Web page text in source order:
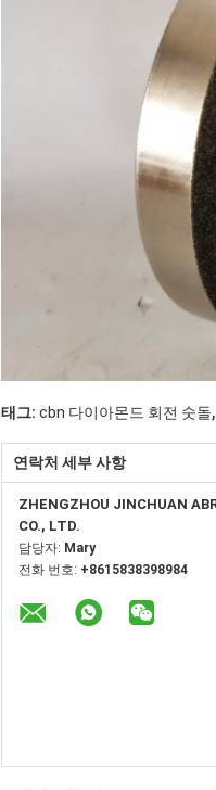
태그: cbn 다이아몬드 회전 숫돌,
연락처 세부 사항
ZHENGZHOU JINCHUAN
CO., LTD.
담당자: Mary
전화 번호: +8615838398984